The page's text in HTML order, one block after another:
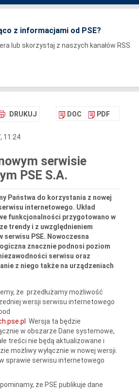
z informacjami od PSE?
lub skorzystaj z naszych kanałów RSS.
DRUKUJ DOC PDF
11:24
serwisie
PSE S.A.
Państwa do korzystania z nowej
internetowego. Układ
funkcjonalności przygotowano w
trendy i z uwzględnieniem
PSE. Nowoczesna
znacznie podnosi poziom
serwisu oraz
z niego także na urządzeniach
że przedłużamy możliwość
wersji serwisu internetowego
Wersja ta będzie
w obszarze Dane systemowe,
treści nie będą aktualizowane i
możliwy wyłącznie w nowej wersji.
sprawie serwisu internetowego
że PSE publikuje dane